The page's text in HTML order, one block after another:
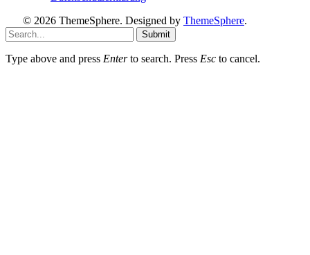
© 2026 ThemeSphere. Designed by ThemeSphere.
Submit
Type above and press Enterto search. Press Esc to cancel.